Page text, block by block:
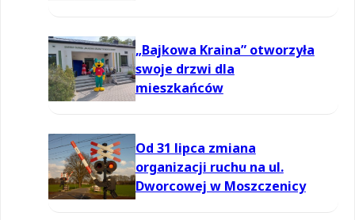
„Bajkowa Kraina” otworzyła
swoje drzwi dla
mieszkańców
Od 31 lipca zmiana
organizacji ruchu na ul.
Dworcowej w Moszczenicy